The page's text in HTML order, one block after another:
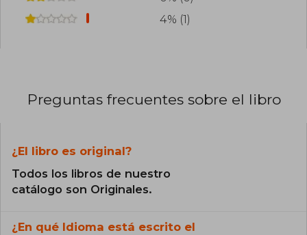
4% (1)
Preguntas frecuentes sobre el libro
¿El libro es original?
Todos los libros de nuestro
catálogo son Originales.
¿En qué Idioma está escrito el